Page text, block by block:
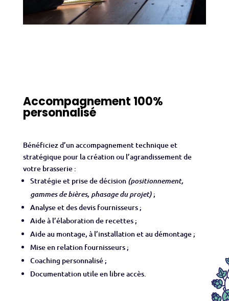
Accompagnement 100%
personnalisé
Bénéficiez d’un accompagnement technique et
stratégique pour la création ou l’agrandissement de
votre brasserie :
Stratégie et prise de décision (positionnement,
gammes de bières, phasage du projet);
Analyse et des devis fournisseurs ;
Aide à l’élaboration de recettes ;
Aide au montage, à l’installation et au démontage ;
Mise en relation fournisseurs ;
Coaching personnalisé ;
Documentation utile en libre accès.